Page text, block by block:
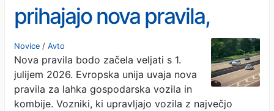
prihajajo nova pravila,
obvezna bo ta oprema
Novice / Avto
Nova pravila bodo začela veljati s 1.
julijem 2026. Evropska unija uvaja nova
pravila za lahka gospodarska vozila in
kombije. Vozniki, ki upravljajo vozila z največjo